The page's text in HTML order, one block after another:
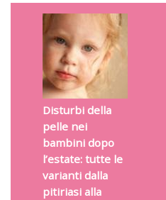
Disturbi della
pelle nei
bambini dopo
l’estate: tutte le
varianti dalla
pitiriasi alla